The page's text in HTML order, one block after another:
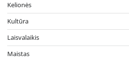
Kelionės
Kultūra
Laisvalaikis
Maistas